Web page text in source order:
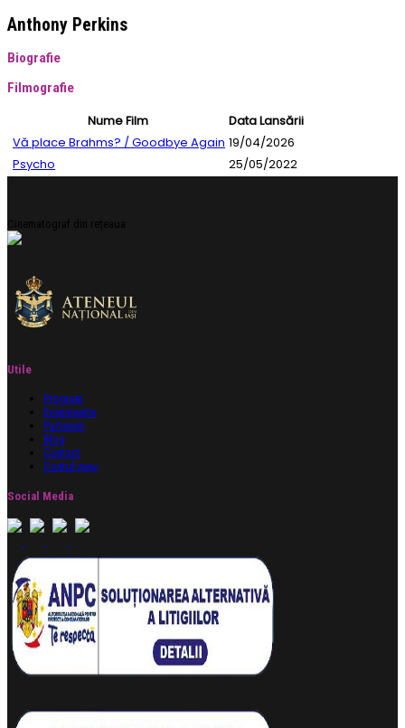
Anthony Perkins
Biografie
Filmografie
Nume Film
Data Lansării
Vă place Brahms? / Goodbye Again 19/04/2026
Psycho
25/05/2022
Cinematograf din rețeaua
Utile
Program
Evenimente
Parteneri
Blog
Contact
Contul meu
Social Media